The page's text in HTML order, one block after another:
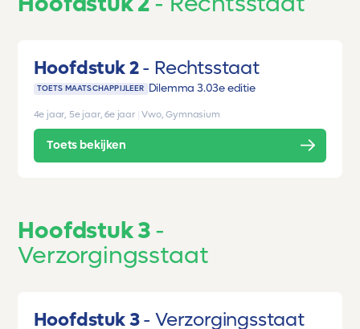
Hoofdstuk 2 Rechtsstaat
TOETS MAATSCHAPPIJLEER Dilemma 3.03e editie
4e jaar, 5e jaar, 6e jaar Vwo, Gymnasium
Toets bekijken
Hoofdstuk 3
Verzorgingsstaat
Hoofdstuk 3 Verzorgingsstaat